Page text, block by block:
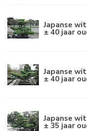
Japanse
± 40 jaar
Japanse
± 40 jaar
Japanse
± 35 jaar